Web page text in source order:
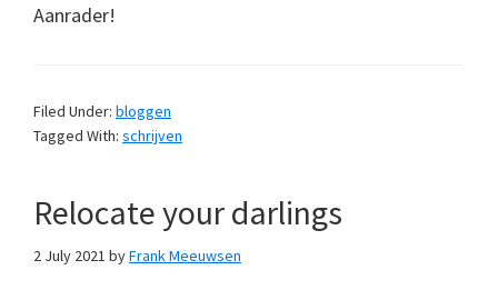
Aanrader!
Filed Under: bloggen
Tagged With: schrijven
Relocate your darlings
2 July 2021 byFrank Meeuwsen